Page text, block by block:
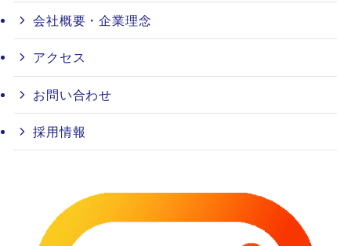
会社概要・企業理念
アクセス
お問い合わせ
採用情報